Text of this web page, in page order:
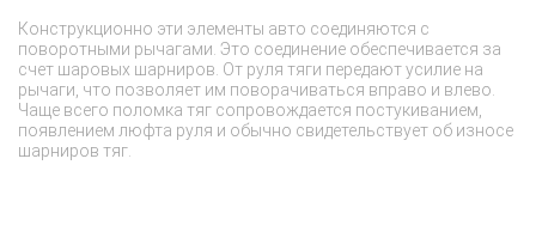
Конструкционно эти элементы авто соединяются с
поворотными рычагами. Это соединение обеспечивается за
счет шаровых шарниров. От руля тяги передают усилие на
рычаги, что позволяет им поворачиваться вправо и влево.
Чаще всего поломка тяг сопровождается постукиванием,
появлением люфта руля и обычно свидетельствует об износе
шарниров тяг.